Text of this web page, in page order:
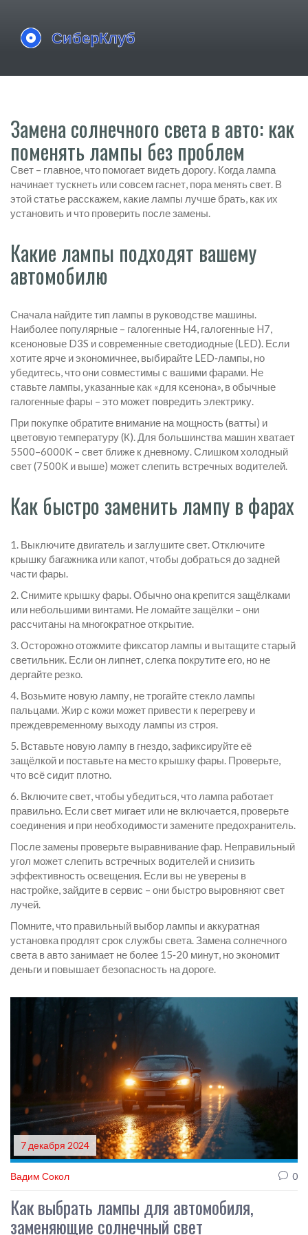
Замена солнечного света в авто: как
поменять лампы без проблем
Свет – главное, что помогает видеть дорогу. Когда лампа
начинает тускнеть или совсем гаснет, пора менять свет. В
этой статье расскажем, какие лампы лучше брать, как их
установить и что проверить после замены.
Какие лампы подходят вашему
автомобилю
Сначала найдите тип лампы в руководстве машины.
Наиболее популярные – галогенные H4, галогенные H7,
ксеноновые D3S и современные светодиодные (LED). Если
хотите ярче и экономичнее, выбирайте LED‑лампы, но
убедитесь, что они совместимы с вашими фарами. Не
ставьте лампы, указанные как «для ксенона», в обычные
галогенные фары – это может повредить электрику.
При покупке обратите внимание на мощность (ватты) и
цветовую температуру (К). Для большинства машин хватает
5500–6000K – свет ближе к дневному. Слишком холодный
свет (7500K и выше) может слепить встречных водителей.
Как быстро заменить лампу в фарах
1. Выключите двигатель и заглушите свет. Отключите
крышку багажника или капот, чтобы добраться до задней
части фары.
2. Снимите крышку фары. Обычно она крепится защёлками
или небольшими винтами. Не ломайте защёлки – они
рассчитаны на многократное открытие.
3. Осторожно отожмите фиксатор лампы и вытащите старый
светильник. Если он липнет, слегка покрутите его, но не
дергайте резко.
4. Возьмите новую лампу, не трогайте стекло лампы
пальцами. Жир с кожи может привести к перегреву и
преждевременному выходу лампы из строя.
5. Вставьте новую лампу в гнездо, зафиксируйте её
защёлкой и поставьте на место крышку фары. Проверьте,
что всё сидит плотно.
6. Включите свет, чтобы убедиться, что лампа работает
правильно. Если свет мигает или не включается, проверьте
соединения и при необходимости замените предохранитель.
После замены проверьте выравнивание фар. Неправильный
угол может слепить встречных водителей и снизить
эффективность освещения. Если вы не уверены в
настройке, зайдите в сервис – они быстро выровняют свет
лучей.
Помните, что правильный выбор лампы и аккуратная
установка продлят срок службы света. Замена солнечного
света в авто занимает не более 15‑20 минут, но экономит
деньги и повышает безопасность на дороге.
7 декабря 2024
Вадим Сокол 0
Как выбрать лампы для автомобиля,
заменяющие солнечный свет